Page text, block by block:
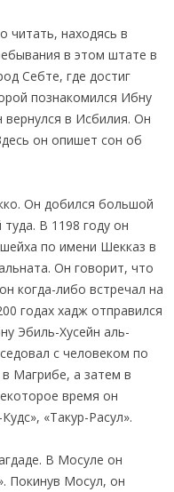
читать, находясь в
в этом штате в
Себте, где достиг
познакомился Ибну
в Исбилия. Он
он опишет сон об
Он добился большой
В 1198 году он
по имени Шекказ в
Он говорит, что
когда-либо встречал на
годах хадж отправился
Эбиль-Хусейн аль-
с человеком по
Магрибе, а затем в
время он
«Такур-Расул».
В Мосуле он
Покинув Мосул, он